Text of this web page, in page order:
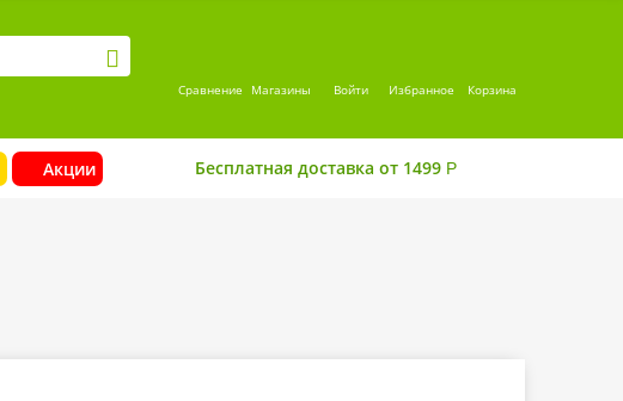
Сравнение Магазины Войти Избранное Корзина
Акции Бесплатная доставка от 1499 Р